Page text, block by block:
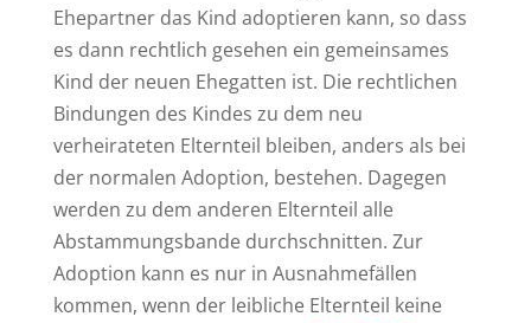
Ehepartner das Kind adoptieren kann, so dass
es dann rechtlich gesehen ein gemeinsames
Kind der neuen Ehegatten ist. Die rechtlichen
Bindungen des Kindes zu dem neu
verheirateten Elternteil bleiben, anders als bei
der normalen Adoption, bestehen. Dagegen
werden zu dem anderen Elternteil alle
Abstammungsbande durchschnitten. Zur
Adoption kann es nur in Ausnahmefällen
kommen, wenn der leibliche Elternteil keine